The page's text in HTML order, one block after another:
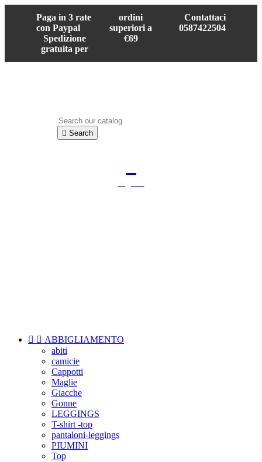
Paga in 3 rate
con Paypal
Spedizione
gratuita per
ordini
superiori a
€69
Contattaci
0587422504
 Search
  ABBIGLIAMENTO
abiti
camicie
Cappotti
Maglie
Giacche
Gonne
LEGGINGS
T-shirt -top
pantaloni-leggings
PIUMINI
Top